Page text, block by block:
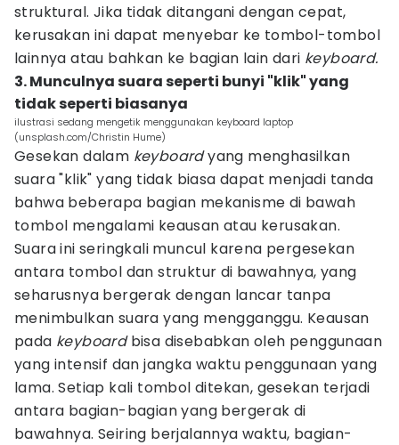
struktural. Jika tidak ditangani dengan cepat,
kerusakan ini dapat menyebar ke tombol-tombol
lainnya atau bahkan ke bagian lain dari keyboard.
3. Munculnya suara seperti bunyi "klik" yang
tidak seperti biasanya
ilustrasi sedang mengetik menggunakan keyboard laptop
(unsplash.com/Christin Hume)
Gesekan dalam keyboardyang menghasilkan
suara "klik" yang tidak biasa dapat menjadi tanda
bahwa beberapa bagian mekanisme di bawah
tombol mengalami keausan atau kerusakan.
Suara ini seringkali muncul karena pergesekan
antara tombol dan struktur di bawahnya, yang
seharusnya bergerak dengan lancar tanpa
menimbulkan suara yang mengganggu. Keausan
pada keyboardbisa disebabkan oleh penggunaan
yang intensif dan jangka waktu penggunaan yang
lama. Setiap kali tombol ditekan, gesekan terjadi
antara bagian-bagian yang bergerak di
bawahnya. Seiring berjalannya waktu, bagian-